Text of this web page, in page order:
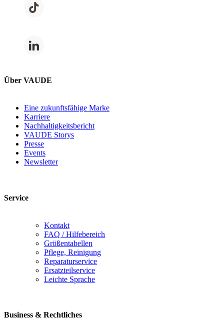
Über VAUDE
Eine zukunftsfähige Marke
Karriere
Nachhaltigkeitsbericht
VAUDE Storys
Presse
Events
Newsletter
Service
Kontakt
FAQ / Hilfebereich
Größentabellen
Pflege, Reinigung
Reparaturservice
Ersatzteilservice
Leichte Sprache
Business & Rechtliches